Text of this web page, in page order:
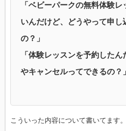
「ベビーパークの無料体験
いんだけど、どうやって申し
の？」
「体験レッスンを予約した
やキャンセルってできるの？」
こういった内容について書いてます。